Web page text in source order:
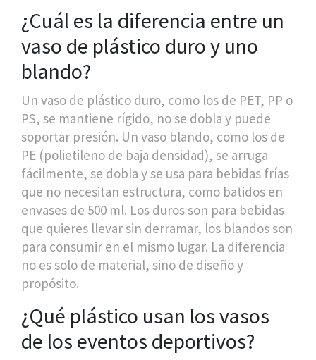
¿Cuál es la diferencia entre un
vaso de plástico duro y uno
blando?
Un vaso de plástico duro, como los de PET, PP o
PS, se mantiene rígido, no se dobla y puede
soportar presión. Un vaso blando, como los de
PE (polietileno de baja densidad), se arruga
fácilmente, se dobla y se usa para bebidas frías
que no necesitan estructura, como batidos en
envases de 500 ml. Los duros son para bebidas
que quieres llevar sin derramar, los blandos son
para consumir en el mismo lugar. La diferencia
no es solo de material, sino de diseño y
propósito.
¿Qué plástico usan los vasos
de los eventos deportivos?